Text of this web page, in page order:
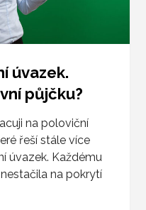
úvazek.
půjčku?
na poloviční
řeší stále více
úvazek. Každému
na pokrytí